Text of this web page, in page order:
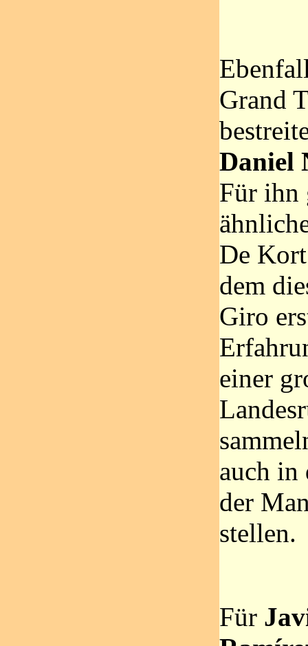
Grand
Daniel
Für ihn
De
dem
Giro
einer
auch in
der
stellen.
Für